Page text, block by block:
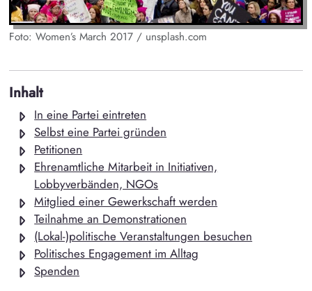
Foto: Women’s March 2017 / unsplash.com
Inhalt
In eine Partei eintreten
Selbst eine Partei gründen
Petitionen
Ehrenamtliche Mitarbeit in Initiativen,
Lobbyverbänden, NGOs
Mitglied einer Gewerkschaft werden
Teilnahme an Demonstrationen
(Lokal-)politische Veranstaltungen besuchen
Politisches Engagement im Alltag
Spenden